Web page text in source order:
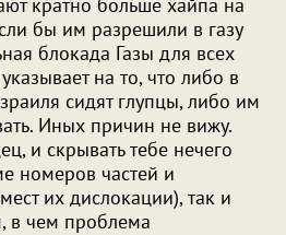
бы им разрешили в газу
блокада Газы для всех
на то, что либо в
сидят глупцы, либо им
Иных причин не вижу.
и скрывать тебе нечего
номеров частей и
их дислокации), так и
в чем проблема